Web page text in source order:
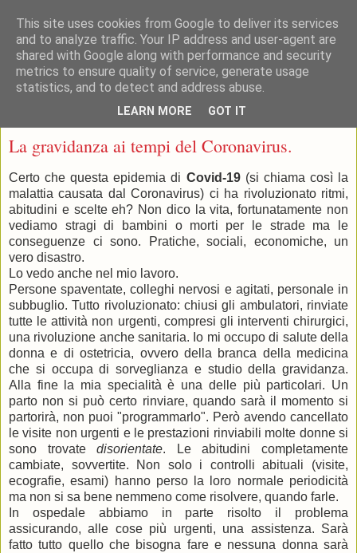
La gravidanza ai tempi del Coronavirus.
Certo che questa epidemia di Covid-19(si chiama così la
malattia causata dal Coronavirus) ci ha rivoluzionato ritmi,
abitudini e scelte eh? Non dico la vita, fortunatamente non
vediamo stragi di bambini o morti per le strade ma le
conseguenze ci sono. Pratiche, sociali, economiche, un
vero disastro.
Lo vedo anche nel mio lavoro.
Persone spaventate, colleghi nervosi e agitati, personale in
subbuglio. Tutto rivoluzionato: chiusi gli ambulatori, rinviate
tutte le attività non urgenti, compresi gli interventi chirurgici,
una rivoluzione anche sanitaria. Io mi occupo di salute della
donna e di ostetricia, ovvero della branca della medicina
che si occupa di sorveglianza e studio della gravidanza.
Alla fine la mia specialità è una delle più particolari. Un
parto non si può certo rinviare, quando sarà il momento si
partorirà, non puoi "programmarlo". Però avendo cancellato
le visite non urgenti e le prestazioni rinviabili molte donne si
sono trovatedisorientate. Le abitudini completamente
cambiate, sovvertite. Non solo i controlli abituali (visite,
ecografie, esami) hanno perso la loro normale periodicità
ma non si sa bene nemmeno come risolvere, quando farle.
In ospedale abbiamo in parte risolto il problema
assicurando, alle cose più urgenti, una assistenza. Sarà
fatto tutto quello che bisogna fare e nessuna donna sarà
This site uses cookies from Google to deliver its services
and to analyze traffic. Your IP address and user-agent are
shared with Google along with performance and security
metrics to ensure quality of service, generate usage
statistics, and to detect and address abuse.
LEARN MORE GOT IT